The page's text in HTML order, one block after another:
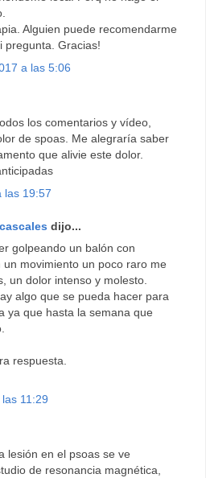
Alguien puede recomendarme
pregunta. Gracias!
a las 5:06
los comentarios y vídeo,
de spoas. Me alegraría saber
que alivie este dolor.
las 19:57
dijo...
golpeando un balón con
movimiento un poco raro me
un dolor intenso y molesto.
algo que se pueda hacer para
ya que hasta la semana que
respuesta.
11:29
lesión en el psoas se ve
de resonancia magnética,